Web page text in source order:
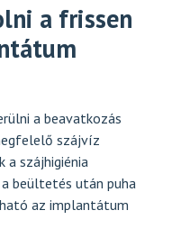
a frissen
a beavatkozás
szájvíz
szájhigiénia
beültetés után puha
az implantátum